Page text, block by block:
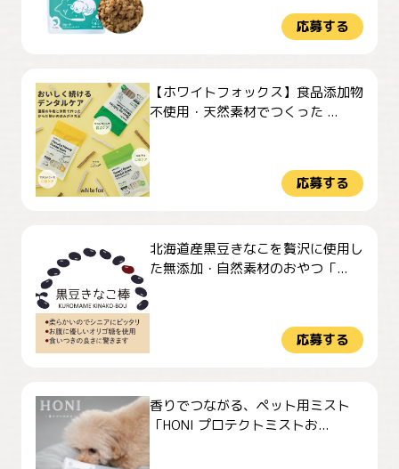
応募する
【ホワイトフォックス】食品添加物
不使用・天然素材でつくった ...
応募する
北海道産黒豆きなこを贅沢に使用し
た無添加・自然素材のおやつ「...
応募する
香りでつながる、ペット用ミスト
「HONI プロテクトミストお...